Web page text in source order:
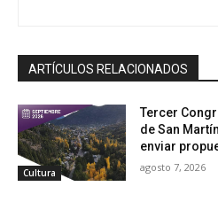
ARTÍCULOS RELACIONADOS
Cultura
Tercer
de San
enviar
agosto 7, 2026